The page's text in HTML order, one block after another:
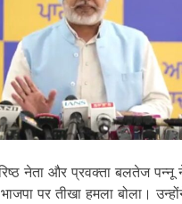
नेता और प्रवक्ता बलतेज पन्नू ने
पर तीखा हमला बोला।